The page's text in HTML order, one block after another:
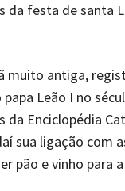
festa de santa
muito antiga,
Leão I no
Enciclopédia
sua ligação com
pão e vinho para